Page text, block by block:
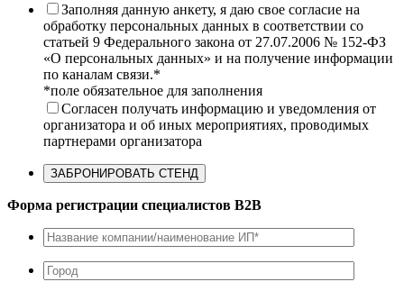
Заполняя данную анкету, я даю свое согласие на
обработку персональных данных в соответствии со
статьей 9 Федерального закона от 27.07.2006 № 152-ФЗ
«О персональных данных» и на получение информации
по каналам связи.*
*поле обязательное для заполнения
Согласен получать информацию и уведомления от
организатора и об иных мероприятиях, проводимых
партнерами организатора
Форма регистрации специалистов B2B